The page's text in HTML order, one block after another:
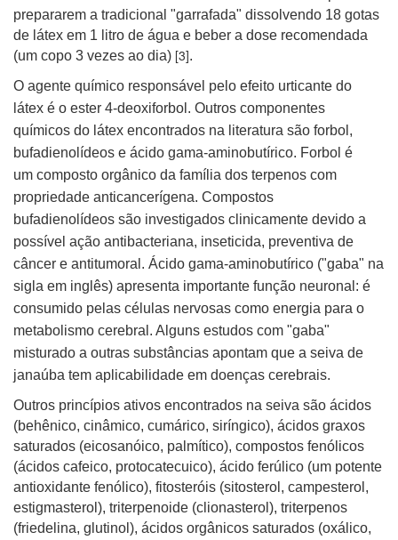
prepararem a tradicional "garrafada" dissolvendo 18 gotas
de látex em 1 litro de água e beber a dose recomendada
(um copo 3 vezes ao dia) [3].
O agente químico responsável pelo efeito urticante do
látex é o ester 4-deoxiforbol. Outros componentes
químicos do látex encontrados na literatura são forbol,
bufadienolídeos e ácido gama-aminobutírico. Forbol é
um composto orgânico da família dos terpenos com
propriedade anticancerígena. Compostos
bufadienolídeos são investigados clinicamente devido a
possível ação antibacteriana, inseticida, preventiva de
câncer e antitumoral. Ácido gama-aminobutírico ("gaba" na
sigla em inglês) apresenta importante função neuronal: é
consumido pelas células nervosas como energia para o
metabolismo cerebral. Alguns estudos com "gaba"
misturado a outras substâncias apontam que a seiva de
janaúba tem aplicabilidade em doenças cerebrais.
Outros princípios ativos encontrados na seiva são ácidos
(behênico, cinâmico, cumárico, siríngico), ácidos graxos
saturados (eicosanóico, palmítico), compostos fenólicos
(ácidos cafeico, protocatecuico), ácido ferúlico (um potente
antioxidante fenólico), fitosteróis (sitosterol, campesterol,
estigmasterol), triterpenoide (clionasterol), triterpenos
(friedelina, glutinol), ácidos orgânicos saturados (oxálico,